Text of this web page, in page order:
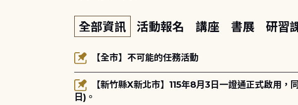
全部資訊 活動報名 講座 書展 研習
【全市】不可能的任務活動
【新竹縣X新北市】115年8月3日一證通正式啟用
日)。